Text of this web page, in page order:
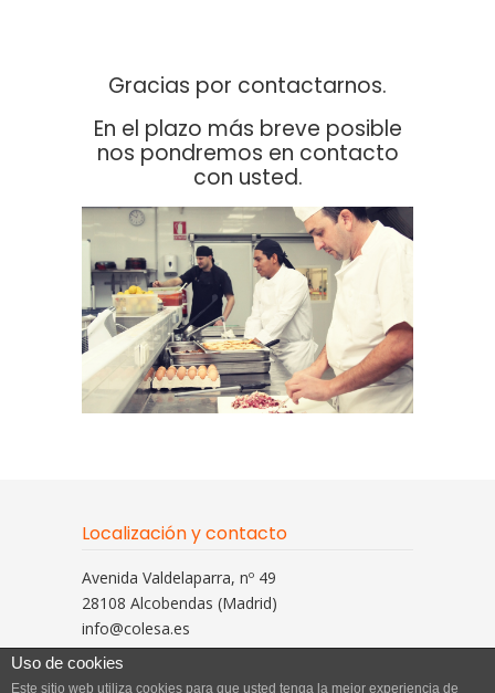
Gracias por contactarnos.
En el plazo más breve posible
nos pondremos en contacto
con usted.
Localización y contacto
Avenida Valdelaparra, nº 49
28108 Alcobendas (Madrid)
info@colesa.es
Tlfno: 916 629 308
Uso de cookies
Este sitio web utiliza cookies para que usted tenga la mejor experiencia de